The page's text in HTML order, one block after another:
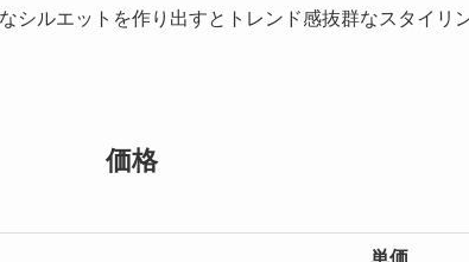
シルエットを作り出すとトレンド感抜群なスタイリ
価格
単価